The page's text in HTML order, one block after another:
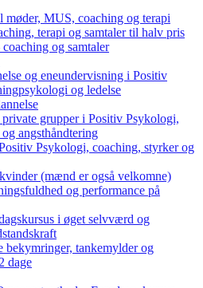
MUS, coaching og terapi
terapi og samtaler til halv pris
og samtaler
og eneundervisning i Positiv
og ledelse
grupper i Positiv Psykologi,
angsthåndtering
Psykologi, coaching, styrker og
(mænd er også velkomne)
og performance på
i øget selvværd og
bekymringer, tankemylder og
dage